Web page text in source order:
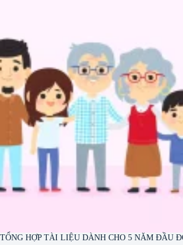
TỔNG HỢP TÀI LIỆU DÀNH CHO 5 NĂM ĐẦU